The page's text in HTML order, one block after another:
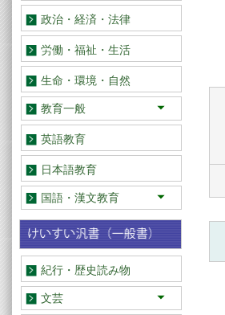
日本語
英語・その他
政治・経済・法律
労働・福祉・生活
生命・環境・自然
教育一般
教育学
教育史
学校教育
幼児・児童教育
道徳教育
特別支援教育
保健・体育
社会
理科 算数・数学
音楽・美術
教育エッセイ・記録
英語教育
日本語教育
国語・漢文教育
総論
国語教育史
実践史・実践研究
教材研究
読みの指導
話し言葉教育
作文・表現教育
古文・古典教育
漢文教育
紀行・歴史読み物
文芸